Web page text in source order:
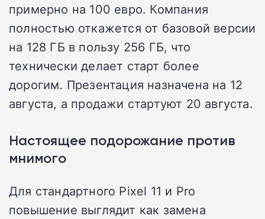
примерно на 100 евро. Компания
полностью откажется от базовой версии
на 128 ГБ в пользу 256 ГБ, что
технически делает старт более
дорогим. Презентация назначена на 12
августа, а продажи стартуют 20 августа.
Настоящее подорожание против
мнимого
Для стандартного Pixel 11 и Pro
повышение выглядит как замена